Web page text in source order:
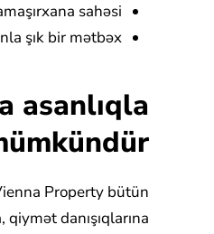
sahəsi
şık bir mətbəx
asanlıqla
Property bütün
danışıqlarına